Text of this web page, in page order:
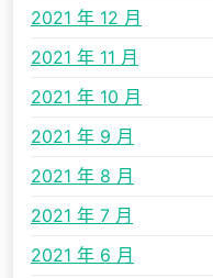
2021 年 12 月
2021 年 11 月
2021 年 10 月
2021 年 9 月
2021 年 8 月
2021 年 7 月
2021 年 6 月